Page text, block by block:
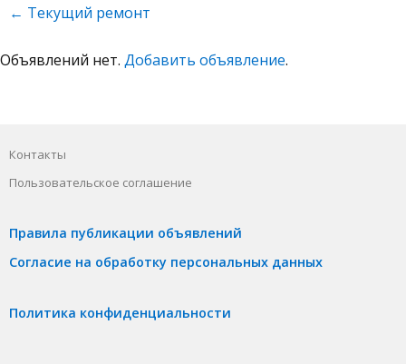
← Текущий ремонт
Объявлений нет. Добавить объявление.
Контакты
Пользовательское соглашение
Правила публикации объявлений
Согласие на обработку персональных данных
Политика конфиденциальности